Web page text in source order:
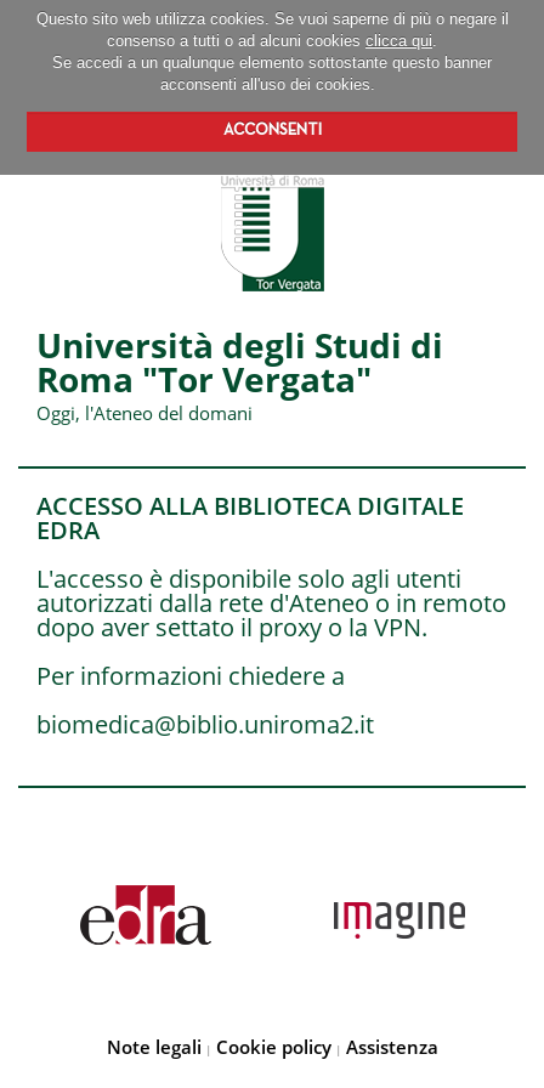
Questo sito web utilizza cookies. Se vuoi saperne di più o negare il
consenso a tutti o ad alcuni cookies clicca qui.
Se accedi a un qualunque elemento sottostante questo banner
acconsenti all'uso dei cookies.
ACCONSENTI
Università degli Studi di
Roma "Tor Vergata"
Oggi, l'Ateneo del domani
ACCESSO ALLA BIBLIOTECA DIGITALE
EDRA
L'accesso è disponibile solo agli utenti
autorizzati dalla rete d'Ateneo o in remoto
dopo aver settato il proxy o la VPN.
Per informazioni chiedere a
biomedica@biblio.uniroma2.it
Note legali | Cookie policy| Assistenza